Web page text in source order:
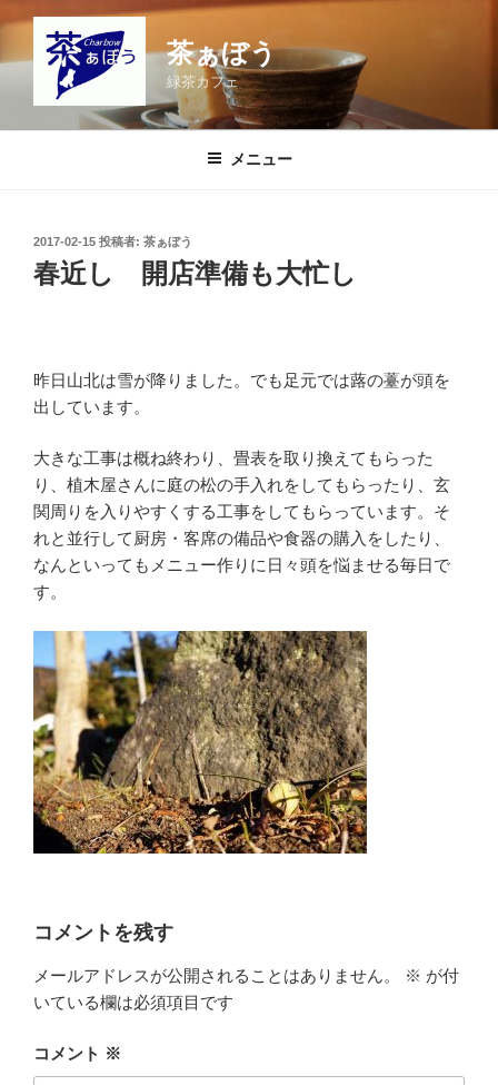
テ
茶ぁぼう
緑茶カフェ
メニュー
投
稿
日:
2017-02-15 投稿者: 茶ぁぼう
春近し 開店準備も大忙し
昨日山北は雪が降りました。でも足元では蕗の薹が頭を
出しています。
大きな工事は概ね終わり、畳表を取り換えてもらった
り、植木屋さんに庭の松の手入れをしてもらったり、玄
関周りを入りやすくする工事をしてもらっています。そ
れと並行して厨房・客席の備品や食器の購入をしたり、
なんといってもメニュー作りに日々頭を悩ませる毎日で
す。
コメントを残す
メールアドレスが公開されることはありません。 ※ が付
いている欄は必須項目です
コメント ※